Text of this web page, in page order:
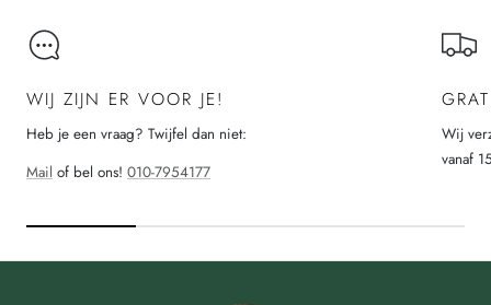
WIJ ZIJN ER VOOR JE!
Heb je een vraag? Twijfel dan niet:
Mail of bel ons! 010-7954177
Wij
vanaf